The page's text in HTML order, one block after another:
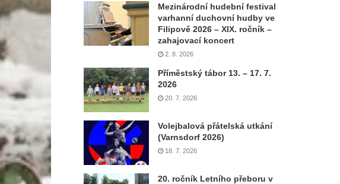
Mezinárodní hudební festival
varhanní duchovní hudby ve
Filipově 2026 – XIX. ročník –
zahajovací koncert
2. 8. 2026
Příměstský tábor 13. – 17. 7.
2026
20. 7. 2026
Volejbalová přátelská utkání
(Varnsdorf 2026)
18. 7. 2026
20. ročník Letního přeboru v